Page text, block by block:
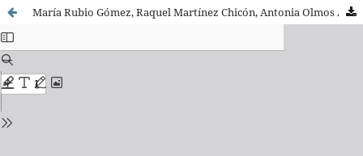
María Rubio Gómez, Raquel Martínez Chicón, Antonia Olmos Alcaraz y F. Javier García Castaño (eds.) (2023). Cine y migraciones